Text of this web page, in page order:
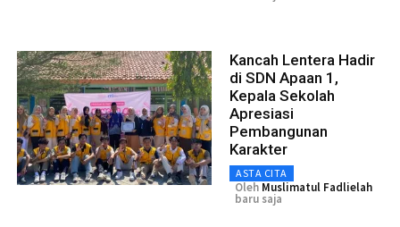
Kancah Lentera Hadir
di SDN Apaan 1,
Kepala Sekolah
Apresiasi
Pembangunan
Karakter
ASTA CITA
Oleh Muslimatul Fadlielah
baru saja